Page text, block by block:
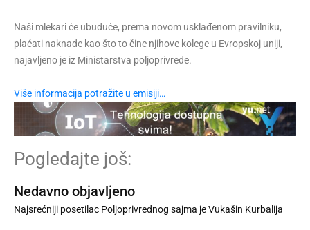
Naši mlekari će ubuduće, prema novom usklađenom pravilniku,
plaćati naknade kao što to čine njihove kolege u Evropskoj uniji,
najavljeno je iz Ministarstva poljoprivrede.
Više informacija potražite u emisiji…
Pogledajte još:
Nedavno objavljeno
Najsrećniji posetilac Poljoprivrednog sajma je Vukašin Kurbalija